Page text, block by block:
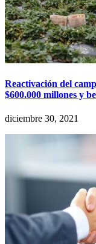
Reactivación del
$600.000 millones y
diciembre 30, 2021